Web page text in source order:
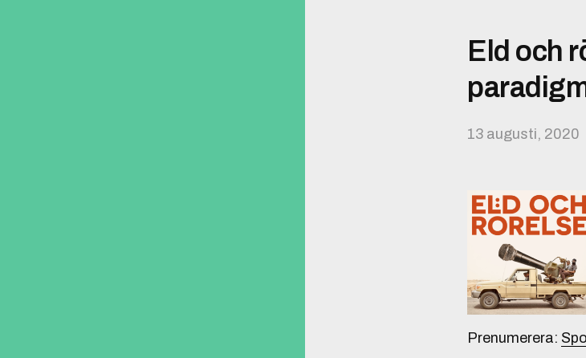
Eld och
13 augusti, 2020
Prenumerera: